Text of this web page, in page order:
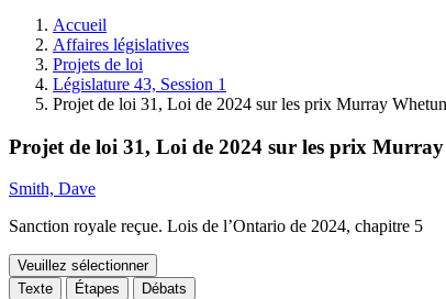
l'Assemblée
législative.
Accueil
Affaires législatives
Projets de loi
Législature 43, Session 1
Projet de loi 31, Loi de 2024 sur les prix Murray
Projet de loi 31, Loi de 2024 sur les prix
Smith, Dave
Sanction royale reçue. Lois de l’Ontario de 2024, chapitre 5
Veuillez sélectionner
Texte
Étapes Débats